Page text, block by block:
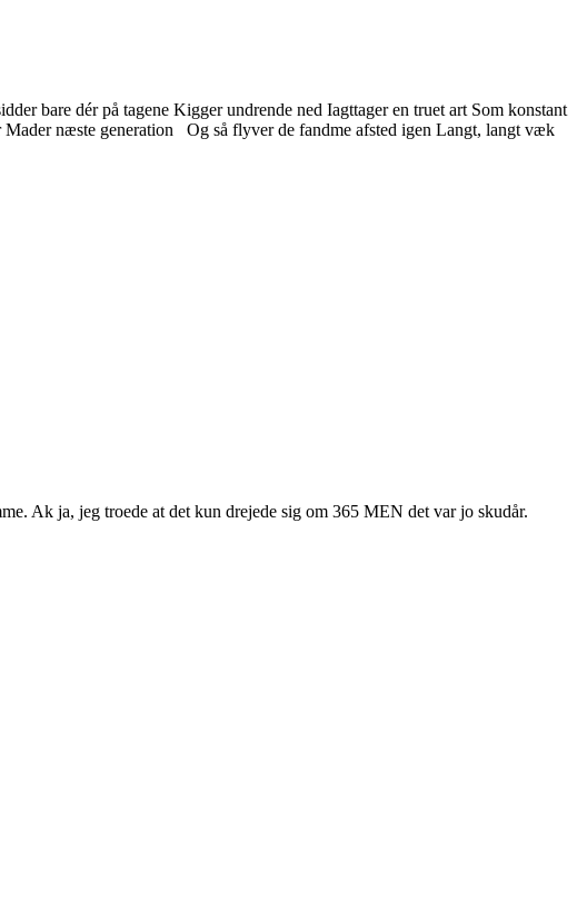
bare dér på tagene Kigger undrende ned Iagttager en truet art Som konstant
næste generation Og så flyver de fandme afsted igen Langt, langt væk
Ak ja, jeg troede at det kun drejede sig om 365 MEN det var jo skudår.